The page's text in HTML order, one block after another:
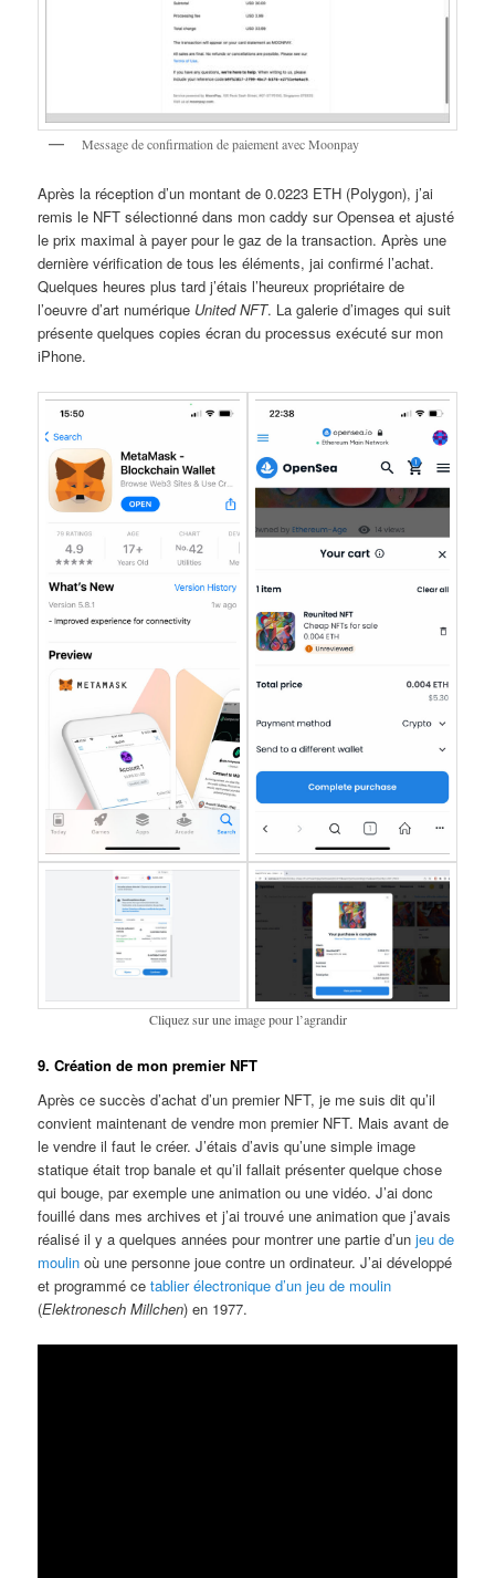
Message de confirmation de paiement avec Moonpay
Après la réception d’un montant de 0.0223 ETH (Polygon), j’ai
remis le NFT sélectionné dans mon caddy sur Opensea et ajusté
le prix maximal à payer pour le gaz de la transaction. Après une
dernière vérification de tous les éléments, jai confirmé l’achat.
Quelques heures plus tard j’étais l’heureux propriétaire de
l’oeuvre d’art numérique United NFT. La galerie d’images qui suit
présente quelques copies écran du processus exécuté sur mon
iPhone.
Cliquez sur une image pour l’agrandir
9. Création de mon premier NFT
Après ce succès d’achat d’un premier NFT, je me suis dit qu’il
convient maintenant de vendre mon premier NFT. Mais avant de
le vendre il faut le créer. J’étais d’avis qu’une simple image
statique était trop banale et qu’il fallait présenter quelque chose
qui bouge, par exemple une animation ou une vidéo. J’ai donc
fouillé dans mes archives et j’ai trouvé une animation que j’avais
réalisé il y a quelques années pour montrer une partie d’unjeu de
moulin où une personne joue contre un ordinateur. J’ai développé
et programmé cetablier électronique d’un jeu de moulin
(Elektronesch Millchen) en 1977.